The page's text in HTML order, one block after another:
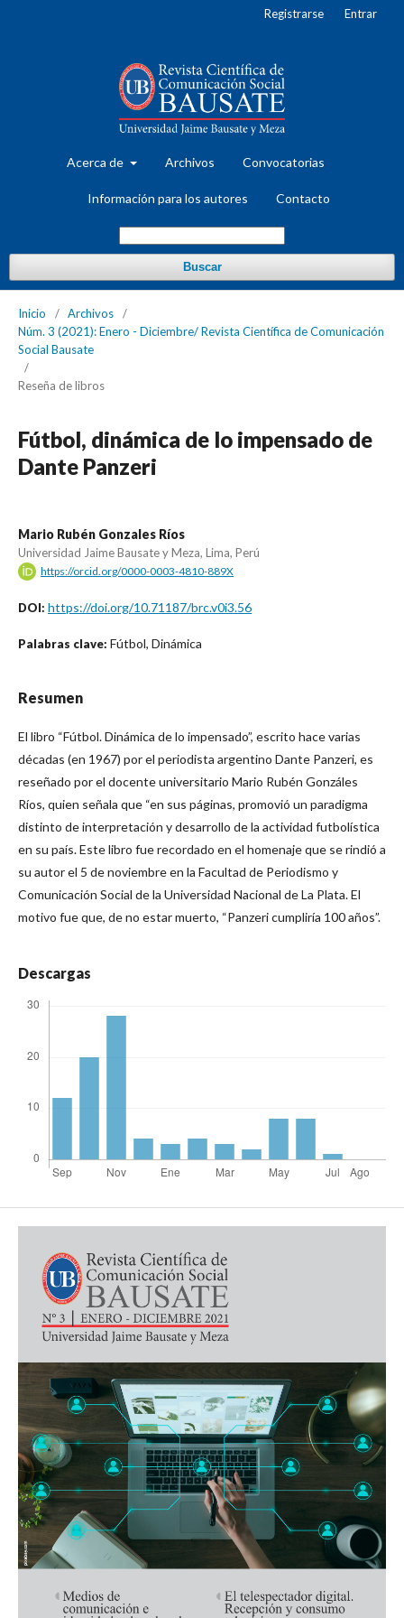
Acerca de Archivos Convocatorias
Información para los autores Contacto
Buscar
Registrarse Entrar
Inicio / Archivos
/
Núm. 3 (2021): Enero - Diciembre/ Revista Científica de Comunicación
Social Bausate
/
Reseña de libros
Fútbol, dinámica de lo impensado de
Dante Panzeri
Mario Rubén Gonzales Ríos
Universidad Jaime Bausate y Meza, Lima, Perú
https://orcid.org/0000-0003-4810-889X
DOI: https://doi.org/10.71187/brc.v0i3.56
Palabras clave: Fútbol, Dinámica
Resumen
El libro “Fútbol. Dinámica de lo impensado”, escrito hace varias
décadas (en 1967) por el periodista argentino Dante Panzeri, es
reseñado por el docente universitario Mario Rubén Gonzáles
Ríos, quien señala que “en sus páginas, promovió un paradigma
distinto de interpretación y desarrollo de la actividad futbolística
en su país. Este libro fue recordado en el homenaje que se rindió a
su autor el 5 de noviembre en la Facultad de Periodismo y
Comunicación Social de la Universidad Nacional de La Plata. El
motivo fue que, de no estar muerto, “Panzeri cumpliría 100 años”.
Descargas